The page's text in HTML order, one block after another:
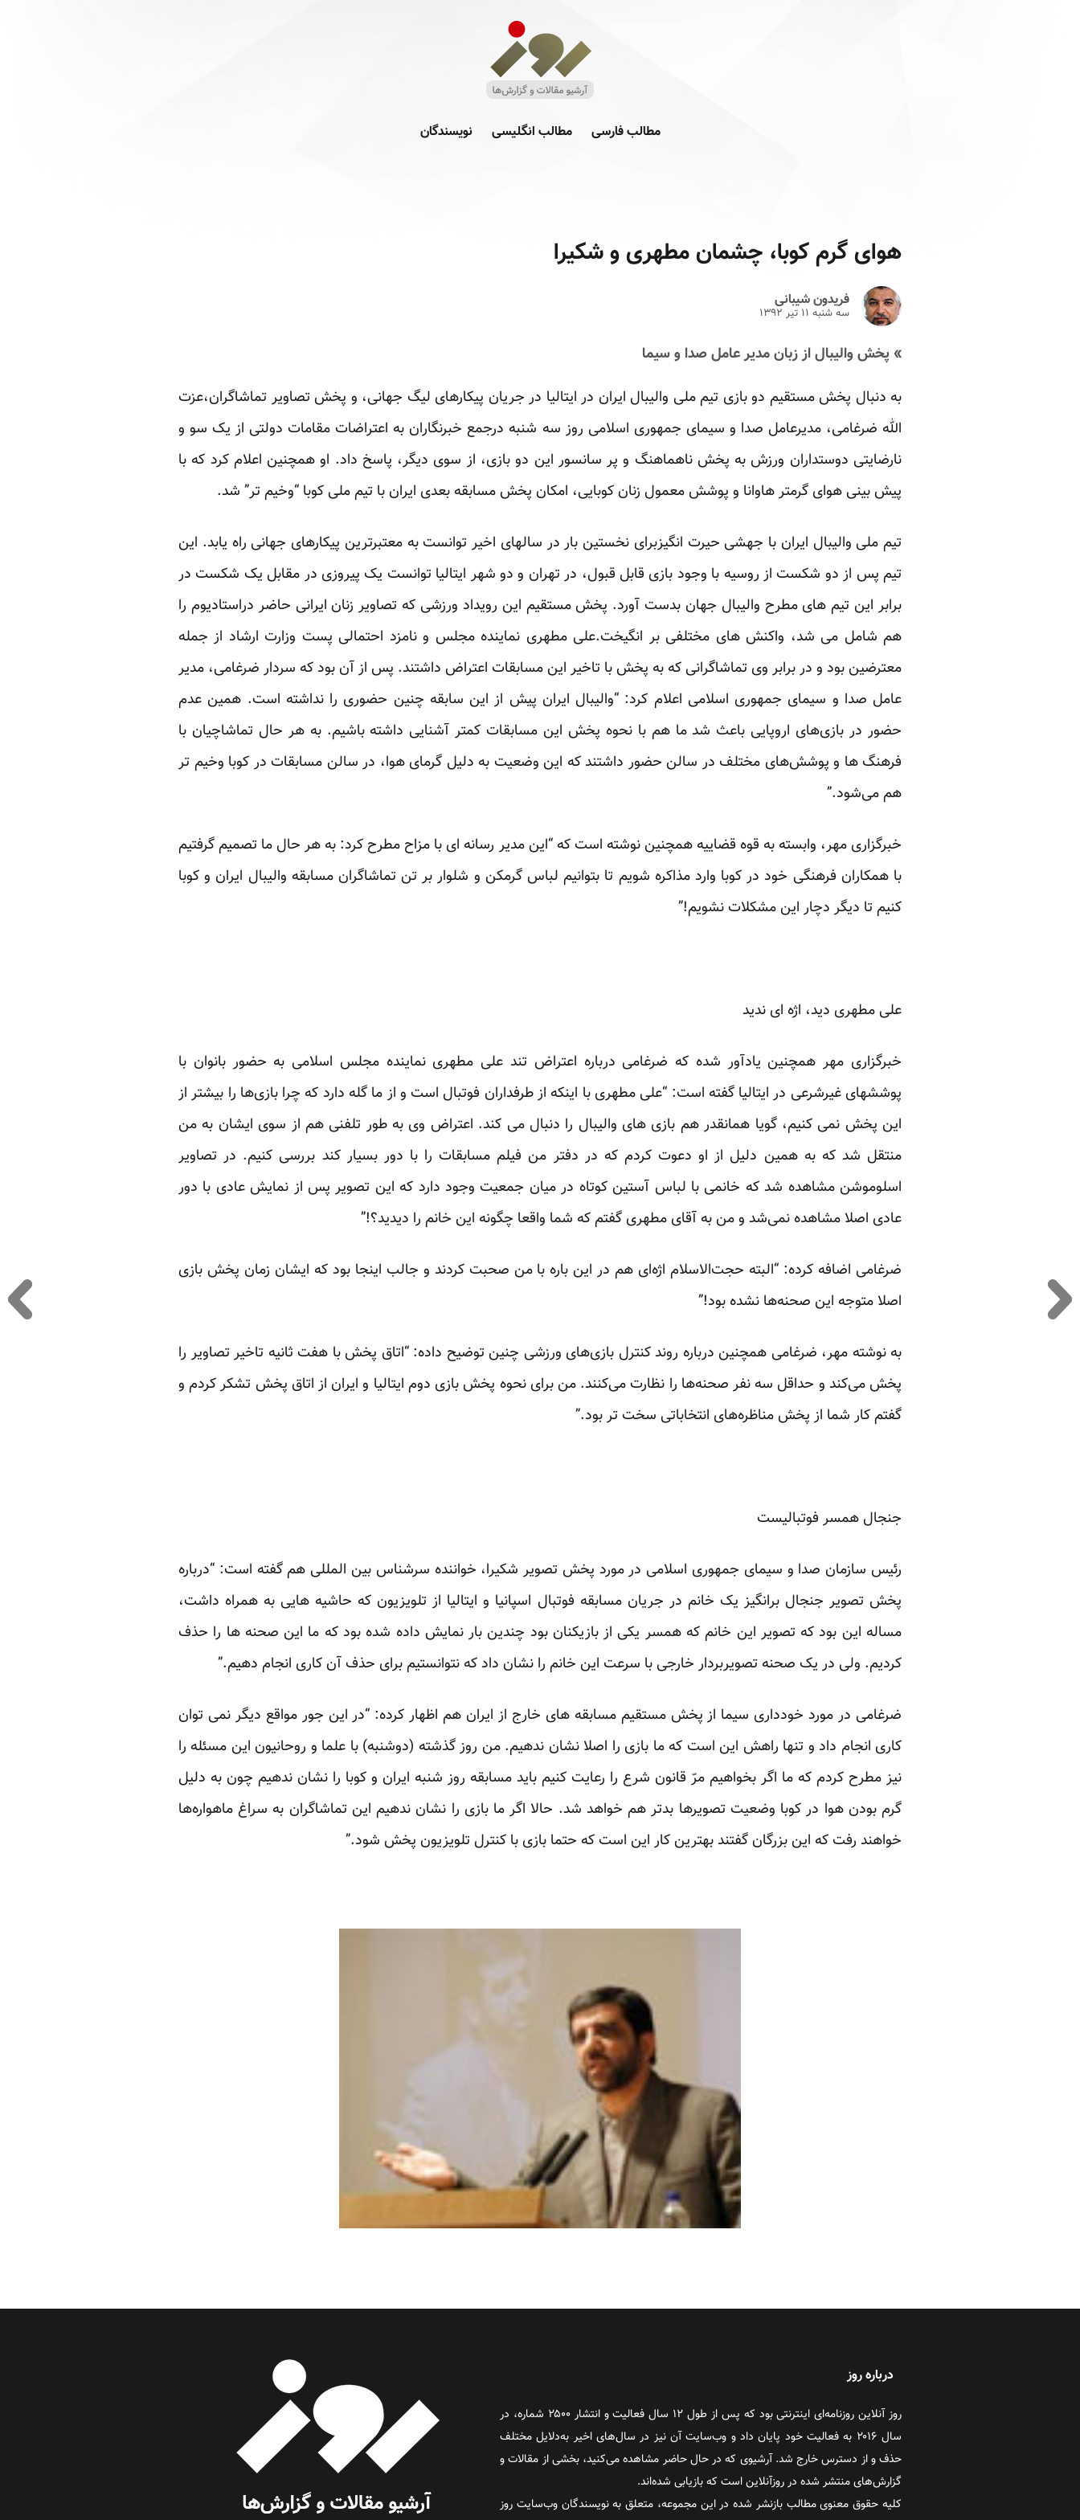
مطالب فارسی مطالب انگلیسی نویسندگان
هوای گرم کوبا، چشمان مطهری و شکیرا
فریدون شیبانی
سه شنبه ۱۱ تير ۱۳۹۲
» پخش والیبال از زبان مدیر عامل صدا و سیما
به دنبال پخش مستقیم دو بازی تیم ملی والیبال ایران در ایتالیا در جریان پیکارهای لیگ جهانی، و پخش تصاویر تماشاگران،عزت
الله ضرغامی، مدیرعامل صدا و سیمای جمهوری اسلامی روز سه شنبه درجمع خبرنگاران به اعتراضات مقامات دولتی از یک سو و
نارضایتی دوستداران ورزش به پخش ناهماهنگ و پر سانسور این دو بازی، از سوی دیگر، پاسخ داد. او همچنین اعلام کرد که با
پیش بینی هوای گرمتر هاوانا و پوشش معمول زنان کوبایی، امکان پخش مسابقه بعدی ایران با تیم ملی کوبا “وخیم تر” شد.
تیم ملی والیبال ایران با جهشی حیرت انگیزبرای نخستین بار در سالهای اخیر توانست به معتبرترین پیکارهای جهانی راه یابد. این
تیم پس از دو شکست از روسیه با وجود بازی قابل قبول، در تهران و دو شهر ایتالیا توانست یک پیروزی در مقابل یک شکست در
برابر این تیم های مطرح والیبال جهان بدست آورد. پخش مستقیم این رویداد ورزشی که تصاویر زنان ایرانی حاضر دراستادیوم را
هم شامل می شد، واکنش های مختلفی بر انگیخت.علی مطهری نماینده مجلس و نامزد احتمالی پست وزارت ارشاد از جمله
معترضین بود و در برابر وی تماشاگرانی که به پخش با تاخیر این مسابقات اعتراض داشتند. پس از آن بود که سردار ضرغامی، مدیر
عامل صدا و سیمای جمهوری اسلامی اعلام کرد: “والیبال ایران پیش از این سابقه چنین حضوری را نداشته است. همین عدم
حضور در بازی‌های اروپایی باعث شد ما هم با نحوه پخش این مسابقات کمتر آشنایی داشته باشیم. به هر حال تماشاچیان با
فرهنگ ها و پوشش‌های مختلف در سالن حضور داشتند که این وضعیت به دلیل گرمای هوا، در سالن مسابقات در کوبا وخیم ‌تر
هم می‌شود.”
خبرگزاری مهر، وابسته به قوه قضاییه همچنین نوشته است که “این مدیر رسانه ‌ای با مزاح مطرح کرد: به هر حال ما تصمیم گرفتیم
با همکاران فرهنگی خود در کوبا وارد مذاکره شویم تا بتوانیم لباس گرمکن و شلوار بر تن تماشاگران مسابقه والیبال ایران و کوبا
کنیم تا دیگر دچار این مشکلات نشویم!”
علی مطهری دید، اژه ای ندید
خبرگزاری مهر همچنین یادآور شده که ضرغامی درباره اعتراض تند علی مطهری نماینده مجلس اسلامی به حضور بانوان با
پوششهای غیرشرعی در ایتالیا گفته است:‌ “علی مطهری با اینکه از طرفداران فوتبال است و از ما گله دارد که چرا بازی‌ها را بیشتر از
این پخش نمی ‌کنیم، گویا همانقدر هم بازی ‌های والیبال را دنبال می ‌کند. اعتراض وی به طور تلفنی هم از سوی ایشان به من
منتقل شد که به همین دلیل از او دعوت کردم که در دفتر من فیلم مسابقات را با دور بسیار کند بررسی کنیم. در تصاویر
اسلوموشن مشاهده شد که خانمی با لباس آستین کوتاه در میان جمعیت وجود دارد که این تصویر پس از نمایش عادی با دور
عادی اصلا مشاهده نمی‌شد و من به آقای مطهری گفتم که شما واقعا چگونه این خانم را دیدید؟!”
ضرغامی اضافه کرده: “البته حجت‌الاسلام اژه‌ای هم در این‌ باره با من صحبت کردند و جالب اینجا بود که ایشان زمان پخش بازی
اصلا متوجه این صحنه‌ها نشده بود!”
به نوشته مهر، ضرغامی همچنین درباره روند کنترل بازی‌های ورزشی چنین توضیح داده:‌ “اتاق پخش با هفت ثانیه تاخیر تصاویر را
پخش می‌کند و حداقل سه نفر صحنه‌ها را نظارت می‌کنند. من برای نحوه پخش بازی دوم ایتالیا و ایران از اتاق پخش تشکر کردم و
گفتم کار شما از پخش مناظره‌های انتخاباتی سخت ‌تر بود.”
جنجال همسر فوتبالیست
رئیس سازمان صدا و سیمای جمهوری اسلامی در مورد پخش تصویر شکیرا، خواننده سرشناس بین المللی هم گفته است: “درباره
پخش تصویر جنجال ‌برانگیز یک خانم در جریان مسابقه فوتبال اسپانیا و ایتالیا از تلویزیون که حاشیه هایی به همراه داشت،
مساله این بود که تصویر این خانم که همسر یکی از بازیکنان بود چندین بار نمایش داده شده بود که ما این صحنه ها را حذف
کردیم. ولی در یک صحنه تصویربردار خارجی با سرعت این خانم را نشان داد که نتوانستیم برای حذف آن کاری انجام دهیم.”
ضرغامی در مورد خودداری سیما از پخش مستقیم مسابقه های خارج از ایران هم اظهار کرده: “در این جور مواقع دیگر نمی ‌توان
کاری انجام داد و تنها راهش این است که ما بازی را اصلا نشان ندهیم. من روز گذشته (دوشنبه)‌ با علما و روحانیون این مسئله را
نیز مطرح کردم که ما اگر بخواهیم مرّ قانون شرع را رعایت کنیم باید مسابقه روز شنبه ایران و کوبا را نشان ندهیم چون به دلیل
گرم بودن هوا در کوبا وضعیت تصویرها بدتر هم خواهد شد. حالا اگر ما بازی را نشان ندهیم این تماشاگران به سراغ ماهواره‌ها
خواهند رفت که این بزرگان گفتند بهترین کار این است که حتما بازی با کنترل تلویزیون پخش شود.”
درباره روز
روز آنلاین روزنامه‌ای اینترنتی بود که پس از طول ۱۲ سال فعالیت و انتشار ۲۵۰۰ شماره، در
سال ۲۰۱۶ به فعالیت خود پایان داد و وب‌سایت آن نیز در سال‌های اخیر به‌دلایل مختلف
حذف و از دسترس خارج شد. آرشیوی که در حال حاضر مشاهده می‌کنید، بخشی از مقالات و
گزارش‌های منتشر شده در روزآنلاین است که بازیابی شده‌اند.
کلیه حقوق معنوی مطالب بازنشر شده در این مجموعه، متعلق به نویسندگان وب‌سایت روز